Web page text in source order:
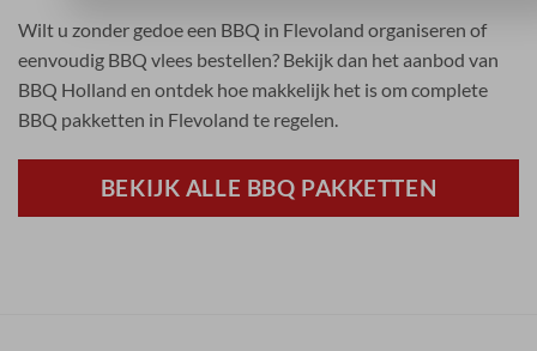
Wilt u zonder gedoe een BBQ in Flevoland organiseren of
eenvoudig BBQ vlees bestellen? Bekijk dan het aanbod van
BBQ Holland en ontdek hoe makkelijk het is om complete
BBQ pakketten in Flevoland te regelen.
BEKIJK ALLE BBQ PAKKETTEN